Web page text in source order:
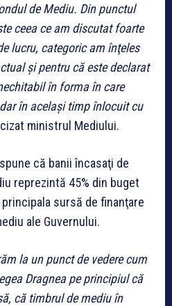
de Mediu. Din punctul
ceea ce am discutat foarte
lucru, categoric am înţeles
şi pentru că este declarat
în forma în care
în acelaşi timp înlocuit cu
ministrul Mediului.
că banii încasaţi de
reprezintă 45% din buget
sursă de finanţare
ale Guvernului.
la un punct de vedere cum
Dragnea pe principiul că
că timbrul de mediu în